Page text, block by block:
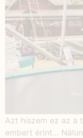
Azt hiszem ez az a
embert érint…